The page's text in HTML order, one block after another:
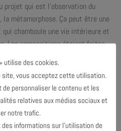
qui est l’observation du
métamorphose. Ça peut être une
qui chamboule une vie intérieure et
Les compositions étaient faites
sonore de base.
inattendues qui ont émergé ?
ce qui est incroyable c’est
a écrit. On a une idée et tout à
utilise des cookies.
site, vous acceptez cette utilisation.
personnaliser le contenu et les
relatives aux médias sociaux et
notre trafic.
informations sur l’utilisation de